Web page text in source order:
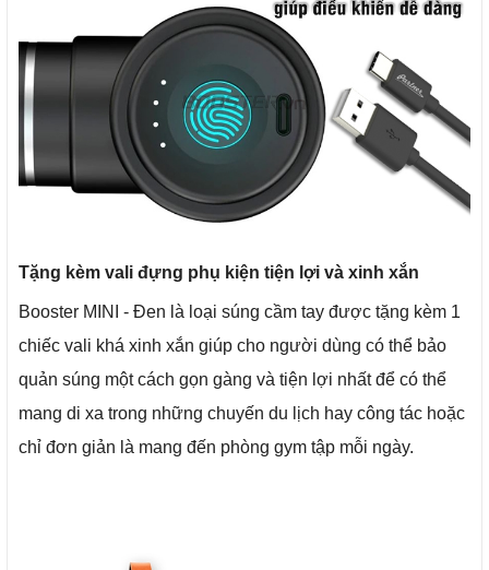
Tặng kèm vali đựng phụ kiện tiện lợi và xinh xắn
Booster MINI - Đen là loại súng cầm tay được tặng kèm 1
chiếc vali khá xinh xắn giúp cho người dùng có thể bảo
quản súng một cách gọn gàng và tiện lợi nhất để có thể
mang di xa trong những chuyến du lịch hay công tác hoặc
chỉ đơn giản là mang đến phòng gym tập mỗi ngày.